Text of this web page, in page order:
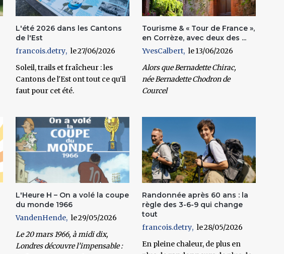
L'été 2026 dans les Cantons
de l'Est
francois.detry
27/06/2026
Soleil, trails et fraîcheur : les
Cantons de l'Est ont tout ce qu'il
faut pour cet été.
Tourisme & « Tour de France »,
en Corrèze, avec deux des ...
YvesCalbert
13/06/2026
Alors queBernadette Chirac,
néeBernadette Chodron de
Courcel
L'Heure H – On a volé la coupe
du monde 1966
VandenHende
29/05/2026
Le 20 mars 1966, à midi dix,
Londres découvre l’impensable :
Randonnée après 60 ans : la
règle des 3-6-9 qui change
tout
francois.detry
28/05/2026
En pleine chaleur, de plus en